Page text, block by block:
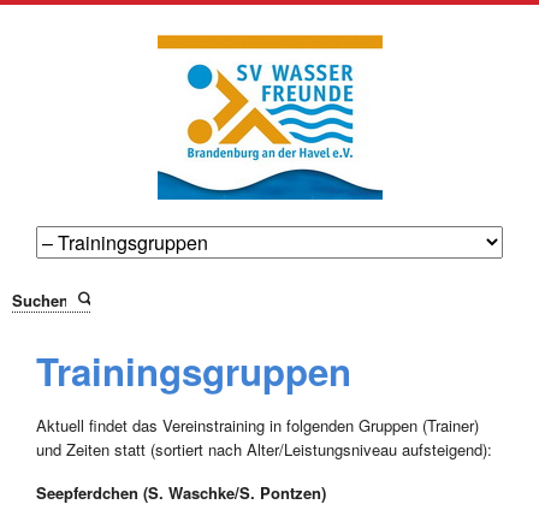
Trainingsgruppen
Aktuell findet das Vereinstraining in folgenden Gruppen (Trainer)
und Zeiten statt (sortiert nach Alter/Leistungsniveau aufsteigend):
Seepferdchen (S. Waschke/S. Pontzen)